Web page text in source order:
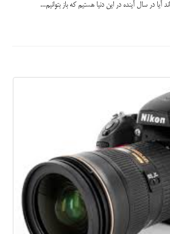
در سال آینده در این دنیا هستیم که باز بتوانیم...